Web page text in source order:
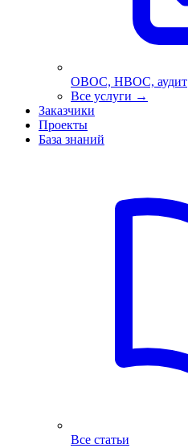
ОВОС, НВОС, аудит
Все услуги →
Заказчики
Проекты
База знаний
Все статьи